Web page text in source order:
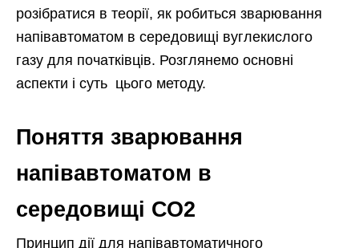
розібратися в теорії, як робиться зварювання
напівавтоматом в середовищі вуглекислого
газу для початківців. Розглянемо основні
аспекти і суть цього методу.
Поняття зварювання
напівавтоматом в
середовищі СО2
Принцип дії для напівавтоматичного